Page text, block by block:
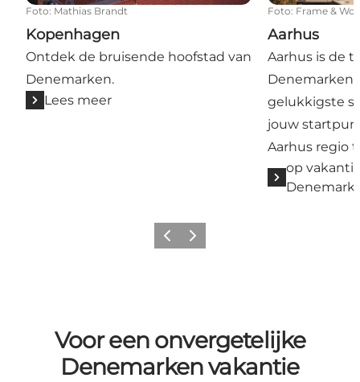
Foto: Mathias Brandt
Kopenhagen
Ontdek de bruisende hoofstad van
Denemarken.
Lees meer
Foto: Frame &
Aarhus
Aarhus is de
Denemarken,
gelukkigste
jouw
Aarhus regio
op
Vorige Volgende
Voor een onvergetelijke
Denemarken vakantie